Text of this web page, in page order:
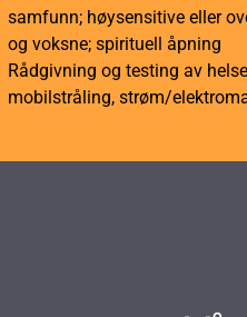
samfunn; høysensitive eller
og voksne; spirituell åpning
Rådgivning og testing av
mobilstråling, strøm/